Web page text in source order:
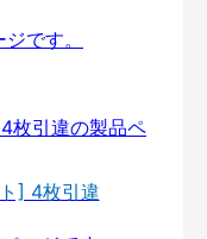
] 4枚引違